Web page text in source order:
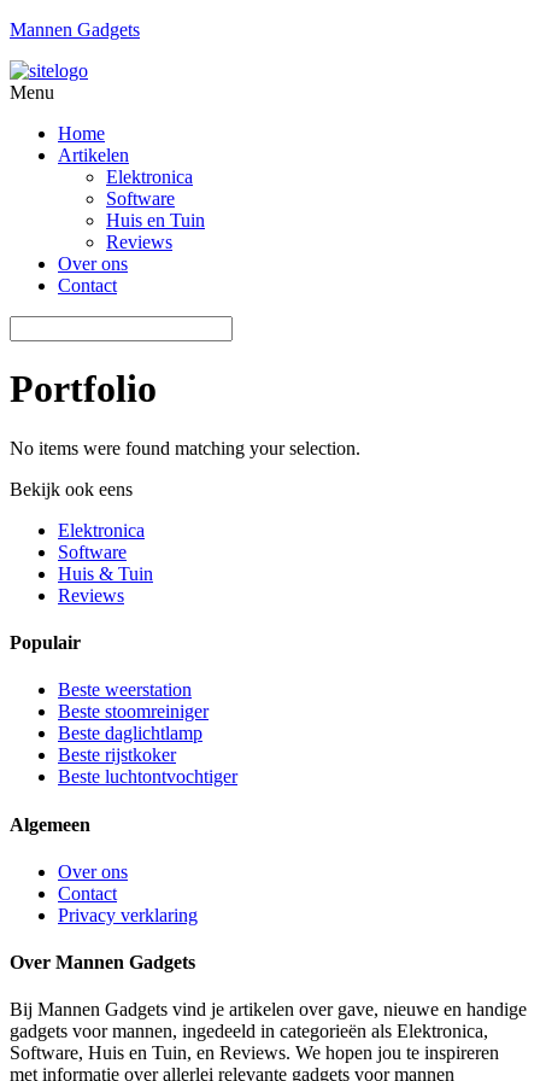
Mannen Gadgets
Menu
Home
Artikelen
Elektronica
Software
Huis en Tuin
Reviews
Over ons
Contact
Portfolio
No items were found matching your selection.
Bekijk ook eens
Elektronica
Software
Huis & Tuin
Reviews
Populair
Beste weerstation
Beste stoomreiniger
Beste daglichtlamp
Beste rijstkoker
Beste luchtontvochtiger
Algemeen
Over ons
Contact
Privacy verklaring
Over Mannen Gadgets
Bij Mannen Gadgets vind je artikelen over gave, nieuwe en handige
gadgets voor mannen, ingedeeld in categorieën als Elektronica,
Software, Huis en Tuin, en Reviews. We hopen jou te inspireren
met informatie over allerlei relevante gadgets voor mannen